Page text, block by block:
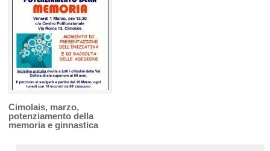
Cimolais, marzo,
potenziamento della
memoria e ginnastica